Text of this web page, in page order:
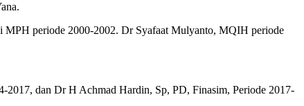
MPH periode 2000-2002. Dr Syafaat Mulyanto, MQIH periode
dan Dr H Achmad Hardin, Sp, PD, Finasim, Periode 2017-